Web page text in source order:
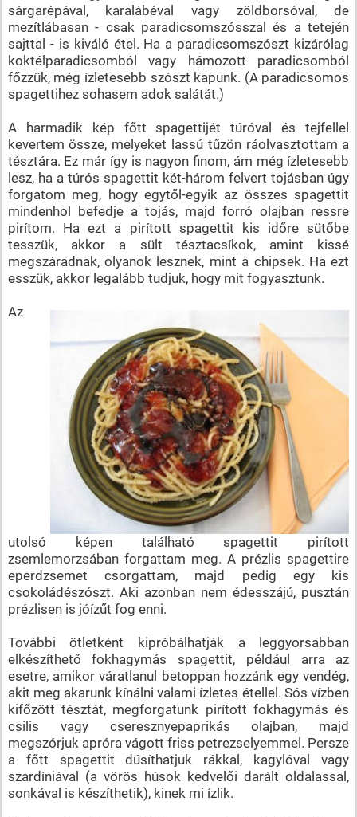
sárgarépával, karalábéval vagy zöldborsóval, de
mezítlábasan - csak paradicsomszósszal és a tetején
sajttal - is kiváló étel. Ha a paradicsomszószt kizárólag
koktélparadicsomból vagy hámozott paradicsomból
főzzük, még ízletesebb szószt kapunk. (A paradicsomos
spagettihez sohasem adok salátát.)
A harmadik kép főtt spagettijét túróval és tejfellel
kevertem össze, melyeket lassú tűzön ráolvasztottam a
tésztára. Ez már így is nagyon finom, ám még ízletesebb
lesz, ha a túrós spagettit két-három felvert tojásban úgy
forgatom meg, hogy egytől-egyik az összes spagettit
mindenhol befedje a tojás, majd forró olajban ressre
pirítom. Ha ezt a pirított spagettit kis időre sütőbe
tesszük, akkor a sült tésztacsíkok, amint kissé
megszáradnak, olyanok lesznek, mint a chipsek. Ha ezt
esszük, akkor legalább tudjuk, hogy mit fogyasztunk.
Az
utolsó képen található spagettit pirított
zsemlemorzsában forgattam meg. A prézlis spagettire
eperdzsemet csorgattam, majd pedig egy kis
csokoládészószt. Aki azonban nem édesszájú, pusztán
prézlisen is jóízűt fog enni.
További ötletként kipróbálhatják a leggyorsabban
elkészíthető fokhagymás spagettit, például arra az
esetre, amikor váratlanul betoppan hozzánk egy vendég,
akit meg akarunk kínálni valami ízletes étellel. Sós vízben
kifőzött tésztát, megforgatunk pirított fokhagymás és
csilis vagy cseresznyepaprikás olajban, majd
megszórjuk apróra vágott friss petrezselyemmel. Persze
a főtt spagettit dúsíthatjuk rákkal, kagylóval vagy
szardíniával (a vörös húsok kedvelői darált oldalassal,
sonkával is készíthetik), kinek mi ízlik.